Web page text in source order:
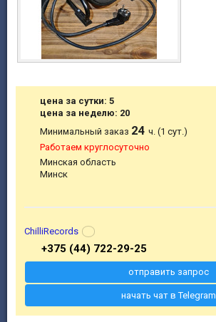
цена за сутки: 5
цена за неделю: 20
Минимальный заказ 24ч. (1 сут.)
Работаем круглосуточно
Минская область
Минск
ChilliRecords
+375 (44) 722-29-25
отправить запрос
начать чат в Telegram